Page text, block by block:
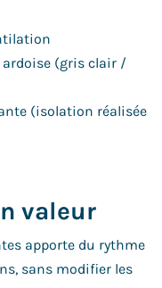
(gris clair /
(isolation réalisée
valeur
apporte du rythme
sans modifier les